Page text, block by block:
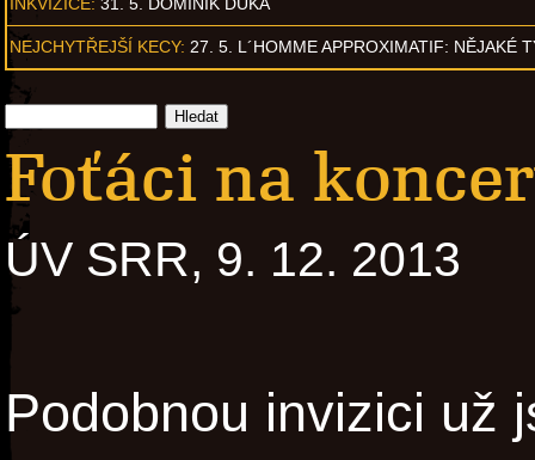
NEJCHYTŘEJŠÍ KECY: 27. 5. L´HOMME APPROXIMATIF: NĚJAKÉ
Foťáci na
ÚV SRR, 9. 12. 2013
Podobnou invizici už